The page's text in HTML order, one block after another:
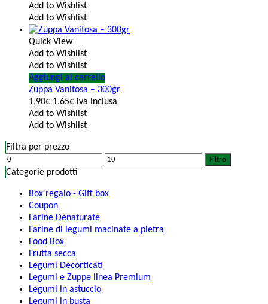
Add to Wishlist
Add to Wishlist
Quick View
Add to Wishlist
Add to Wishlist
Aggiungi al carrello
Zuppa Vanitosa – 300gr
1,90€ 1,65€ iva inclusa
Add to Wishlist
Add to Wishlist
Filtra per prezzo
Filtro
Categorie prodotti
Box regalo - Gift box
Coupon
Farine Denaturate
Farine di legumi macinate a pietra
Food Box
Frutta secca
Legumi Decorticati
Legumi e Zuppe linea Premium
Legumi in astuccio
Legumi in busta